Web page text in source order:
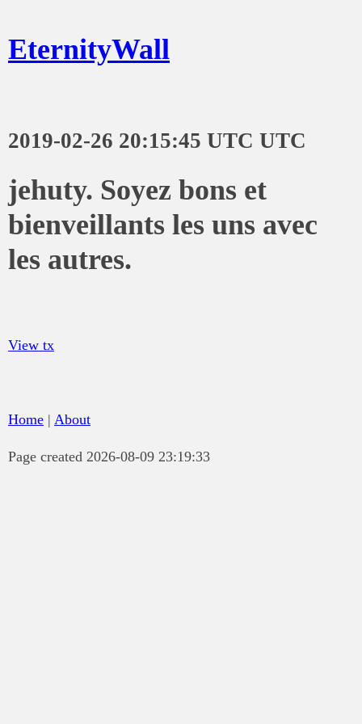
EternityWall
2019-02-26 20:15:45 UTC UTC
jehuty. Soyez bons et
bienveillants les uns avec
les autres.
View tx
Home | About
Page created 2026-08-09 23:19:33